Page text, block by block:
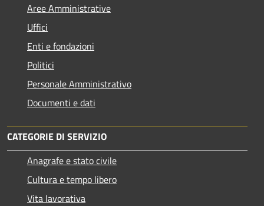
Aree Amministrative
Uffici
Enti e fondazioni
Politici
Personale Amministrativo
Documenti e dati
CATEGORIE DI SERVIZIO
Anagrafe e stato civile
Cultura e tempo libero
Vita lavorativa